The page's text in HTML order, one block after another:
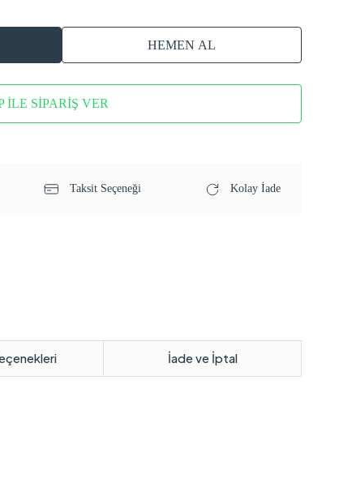
HEMEN AL
İLE SİPARİŞ VER
Taksit Seçeneği Kolay İade
İade ve İptal